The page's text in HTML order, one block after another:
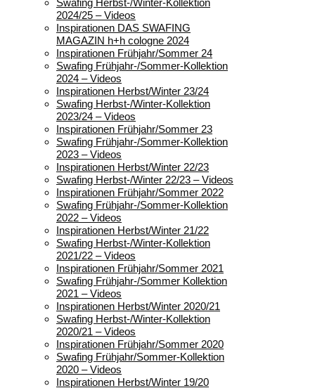
Swafing Herbst-/Winter-Kollektion
2024/25 – Videos
Inspirationen DAS SWAFING
MAGAZIN h+h cologne 2024
Inspirationen Frühjahr/Sommer 24
Swafing Frühjahr-/Sommer-Kollektion
2024 – Videos
Inspirationen Herbst/Winter 23/24
Swafing Herbst-/Winter-Kollektion
2023/24 – Videos
Inspirationen Frühjahr/Sommer 23
Swafing Frühjahr-/Sommer-Kollektion
2023 – Videos
Inspirationen Herbst/Winter 22/23
Swafing Herbst-/Winter 22/23 – Videos
Inspirationen Frühjahr/Sommer 2022
Swafing Frühjahr-/Sommer-Kollektion
2022 – Videos
Inspirationen Herbst/Winter 21/22
Swafing Herbst-/Winter-Kollektion
2021/22 – Videos
Inspirationen Frühjahr/Sommer 2021
Swafing Frühjahr-/Sommer Kollektion
2021 – Videos
Inspirationen Herbst/Winter 2020/21
Swafing Herbst-/Winter-Kollektion
2020/21 – Videos
Inspirationen Frühjahr/Sommer 2020
Swafing Frühjahr/Sommer-Kollektion
2020 – Videos
Inspirationen Herbst/Winter 19/20